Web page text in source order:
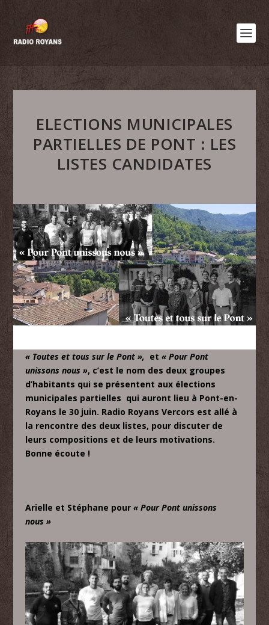
ELECTIONS MUNICIPALES
PARTIELLES DE PONT : LES
LISTES CANDIDATES
« Toutes et tous sur le Pont », et« Pour Pont
unissons nous », c’est le nom des deux groupes
d’habitants qui se présentent aux élections
municipales partielles qui auront lieu à Pont-en-
Royans le 30 juin. Radio Royans Vercors est allé à
la rencontre des deux listes, pour discuter de
leurs compositions et de leurs motivations.
Bonne écoute !
Arielle et Stéphane pour« Pour Pont unissons
nous »